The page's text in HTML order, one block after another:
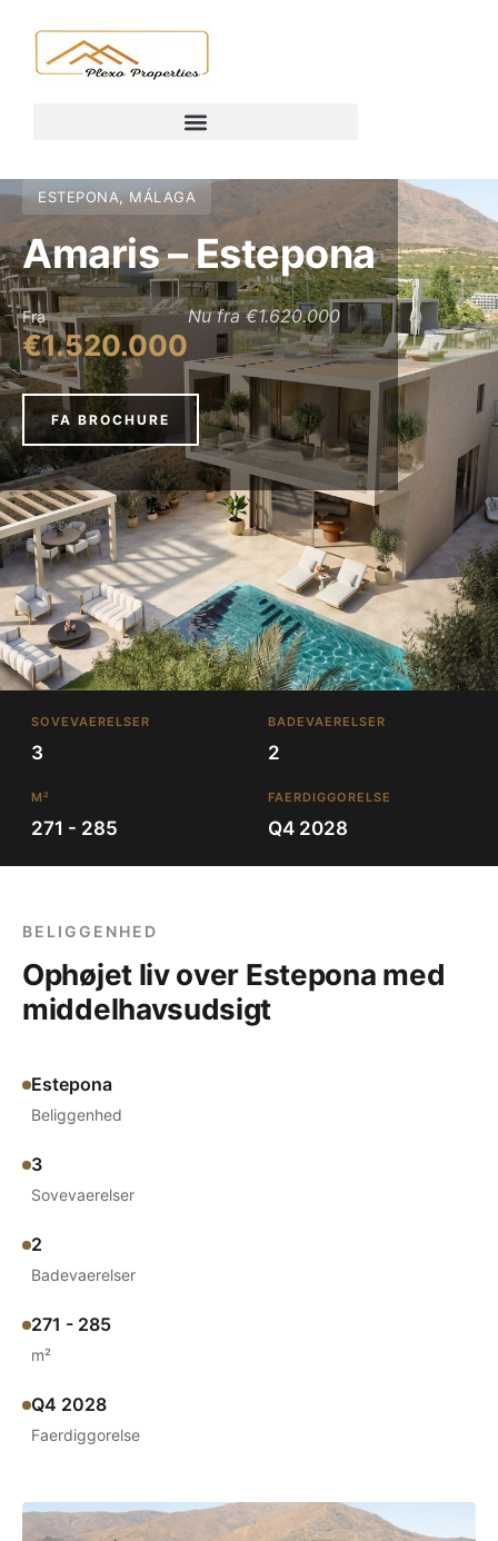
ESTEPONA, MÁLAGA
Amaris – Estepona
Fra
€1.520.000
Nu fra €1.620.000
FA BROCHURE
SOVEVAERELSER
3
BADEVAERELSER
2
M²
271 - 285
FAERDIGGORELSE
Q4 2028
BELIGGENHED
Ophøjet liv over Estepona med
middelhavsudsigt
Estepona
Beliggenhed
3
Sovevaerelser
2
Badevaerelser
271 - 285
m²
Q4 2028
Faerdiggorelse